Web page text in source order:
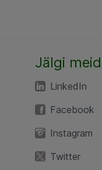
Jälgi meid
LinkedIn
Facebook
Instagram
Twitter